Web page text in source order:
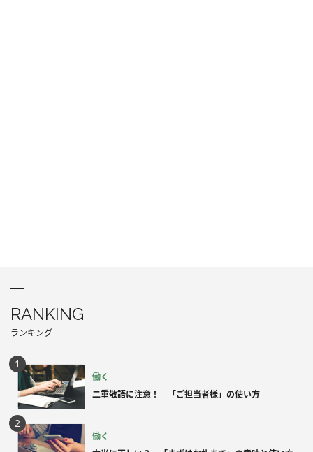
RANKING
ランキング
働く
二重敬語に注意！ 「ご担当者様」の使い方
働く